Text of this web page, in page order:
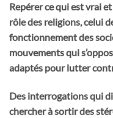
Repérer ce qui est vrai
rôle des religions, celui
fonctionnement des
mouvements qui
adaptés pour lutter
Des interrogations qui
chercher à sortir des